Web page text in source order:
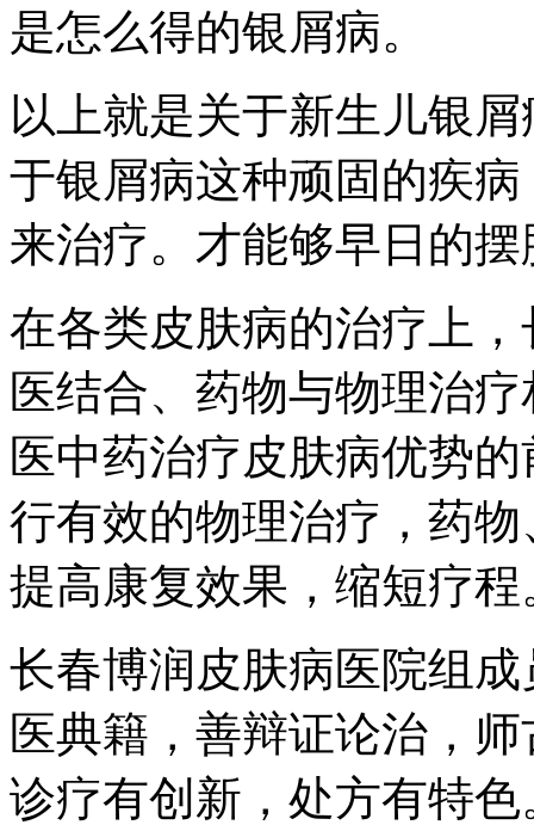
是怎么得的银屑病。
以上就是关于新生儿银
于银屑病这种顽固的疾
来治疗。才能够早日的
在各类皮肤病的治疗上
医结合、药物与物理治
医中药治疗皮肤病优势
行有效的物理治疗，药
提高康复效果，缩短疗程
长春博润皮肤病医院组
医典籍，善辩证论治，
诊疗有创新，处方有特